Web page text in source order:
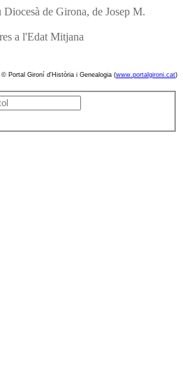
de Girona, de Josep M.
a l'Edat Mitjana
© Portal Gironí­ d'Història i Genealogia (www.portalgironi.cat)